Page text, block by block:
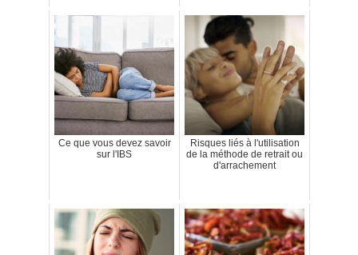
Ce que vous devez savoir
sur l'IBS
Risques liés à l'utilisation
de la méthode de retrait ou
d'arrachement